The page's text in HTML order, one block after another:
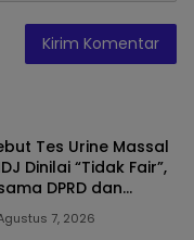
Tes Urine Massal
Dinilai “Tidak Fair”,
DPRD dan
7, 2026